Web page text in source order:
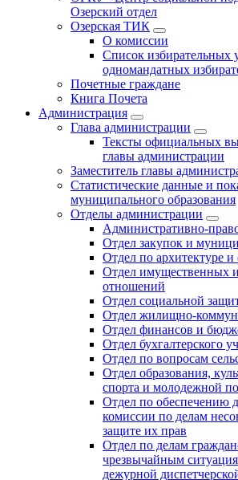
Озерский отдел
Озерская ТИК
О комиссии
Список избирательных
одномандатных
Почетные граждане
Книга Почета
Администрация
Глава администрации
Тексты официальных
главы администрации
Заместитель главы
Статистические данные и
муниципального образования
Отделы администрации
Административно-
Отдел закупок и
Отдел по архитектуре и
Отдел имущественных
отношений
Отдел социальной
Отдел жилищно-
Отдел финансов и
Отдел бухгалтерского
Отдел по вопросам
Отдел образования,
спорта и молодежной
Отдел по обеспечению
комиссии по делам
защите их прав
Отдел по делам
чрезвычайным
дежурной